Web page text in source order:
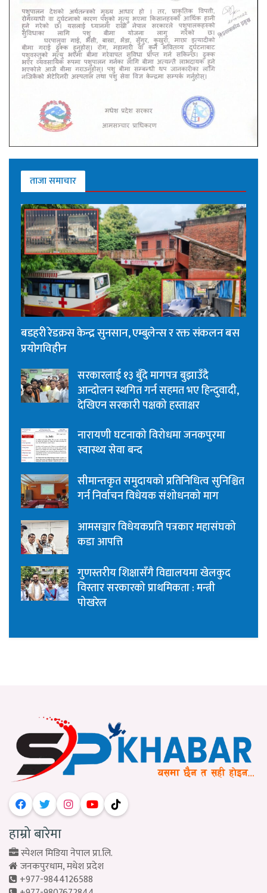
ताजा समाचार
बडहरी रेडक्रस केन्द्र सुनसान, एम्बुलेन्स र रक्त संकलन बस
प्रयोगविहीन
सरकारलाई १३ बुँदे मागपत्र बुझाउँदै
आन्दोलन स्थगित गर्न सहमत भए हिन्दुवादी,
देखिएन सरकारी पक्षको हस्ताक्षर
नारायणी घटनाको विरोधमा जनकपुरमा
स्वास्थ्य सेवा बन्द
सीमान्तकृत समुदायको प्रतिनिधित्व सुनिश्चित
गर्न निर्वाचन विधेयक संशोधनको माग
आमसञ्चार विधेयकप्रति पत्रकार महासंघको
कडा आपत्ति
गुणस्तरीय शिक्षासँगै विद्यालयमा खेलकुद
विस्तार सरकारको प्राथमिकता : मन्त्री
पोखरेल
हाम्रो बारेमा
स्पेशल मिडिया नेपाल प्रा.लि.
जनकपुरधाम, मधेश प्रदेश
+977-9844126588